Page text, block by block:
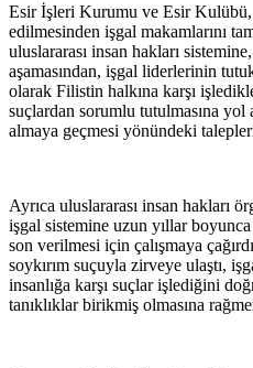
Esir İşleri Kurumu ve Esir Kulübü,
edilmesinden işgal makamlarını
uluslararası insan hakları
aşamasından, işgal liderlerinin
olarak Filistin halkına karşı
suçlardan sorumlu tutulmasına
almaya geçmesi yönündeki
Ayrıca uluslararası insan hakları
işgal sistemine uzun yıllar boyunca
son verilmesi için çalışmaya
soykırım suçuyla zirveye ulaştı,
insanlığa karşı suçlar işlediğini
tanıklıklar birikmiş olmasına